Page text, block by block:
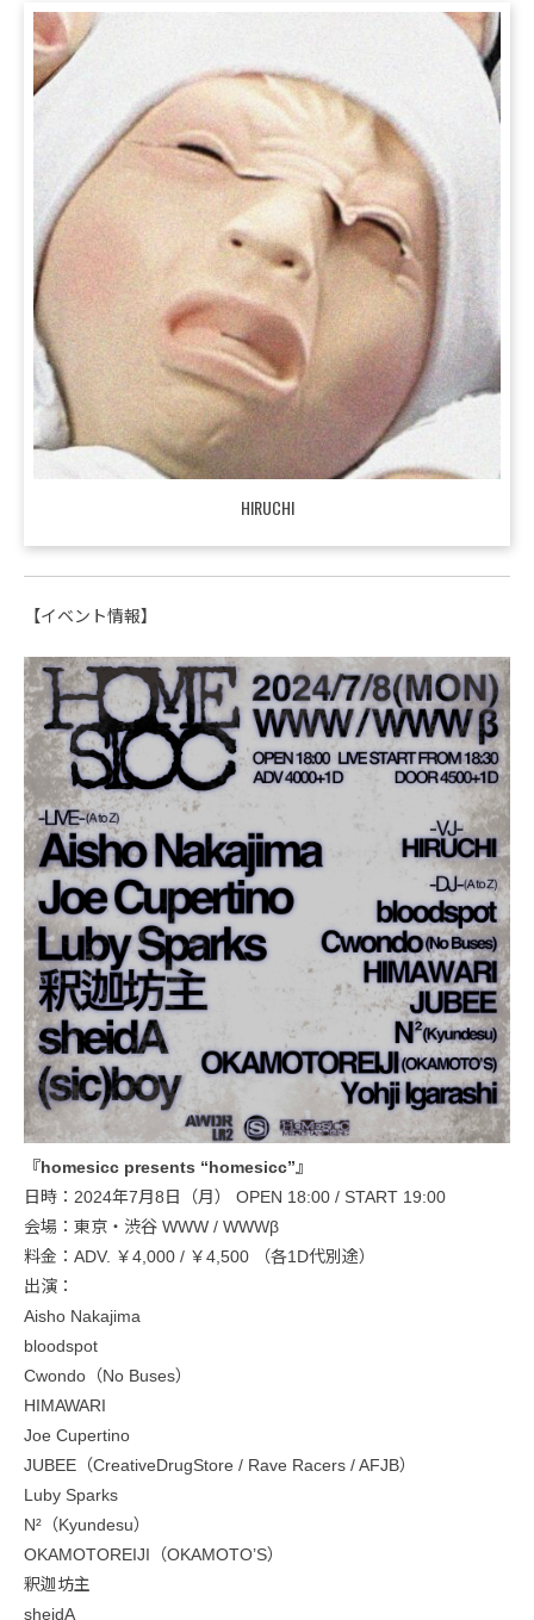
HIRUCHI
【イベント情報】
『homesicc presents “homesicc”』
日時：2024年7月8日（月） OPEN 18:00 / START 19:00
会場：東京・渋谷 WWW / WWWβ
料金：ADV. ￥4,000 / ￥4,500 （各1D代別途）
出演：
Aisho Nakajima
bloodspot
Cwondo（No Buses）
HIMAWARI
Joe Cupertino
JUBEE（CreativeDrugStore / Rave Racers / AFJB）
Luby Sparks
N²（Kyundesu）
OKAMOTOREIJI（OKAMOTO’S）
釈迦坊主
sheidA